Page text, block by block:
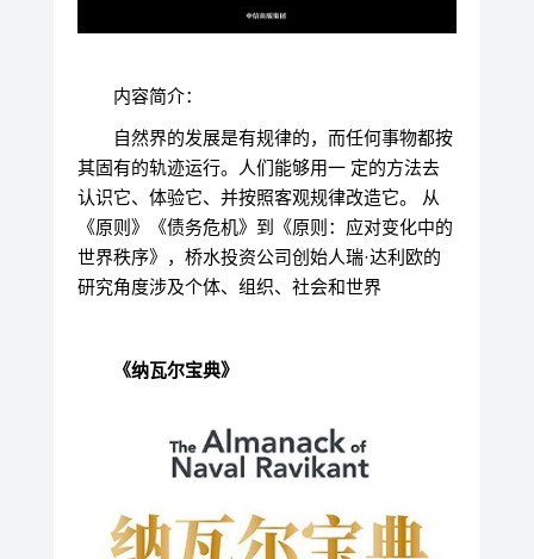
内容简介：
自然界的发展是有规律的，而任何事物都按
其固有的轨迹运行。人们能够用一 定的方法去
认识它、体验它、并按照客观规律改造它。 从
《原则》《债务危机》到《原则：应对变化中的
世界秩序》，桥水投资公司创始人瑞·达利欧的
研究角度涉及个体、组织、社会和世界
《纳瓦尔宝典》